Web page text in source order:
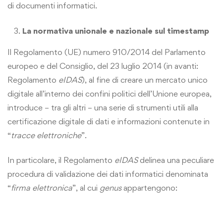
di documenti informatici.
La normativa unionale e nazionale sul timestamp
Il Regolamento (UE) numero 910/2014 del Parlamento
europeo e del Consiglio, del 23 luglio 2014 (in avanti:
Regolamento eIDAS), al fine di creare un mercato unico
digitale all’interno dei confini politici dell’Unione europea,
introduce – tra gli altri – una serie di strumenti utili alla
certificazione digitale di dati e informazioni contenute in
“tracce elettroniche”.
In particolare, il Regolamento eIDASdelinea una peculiare
procedura di validazione dei dati informatici denominata
“firma elettronica”, al cui genus appartengono: